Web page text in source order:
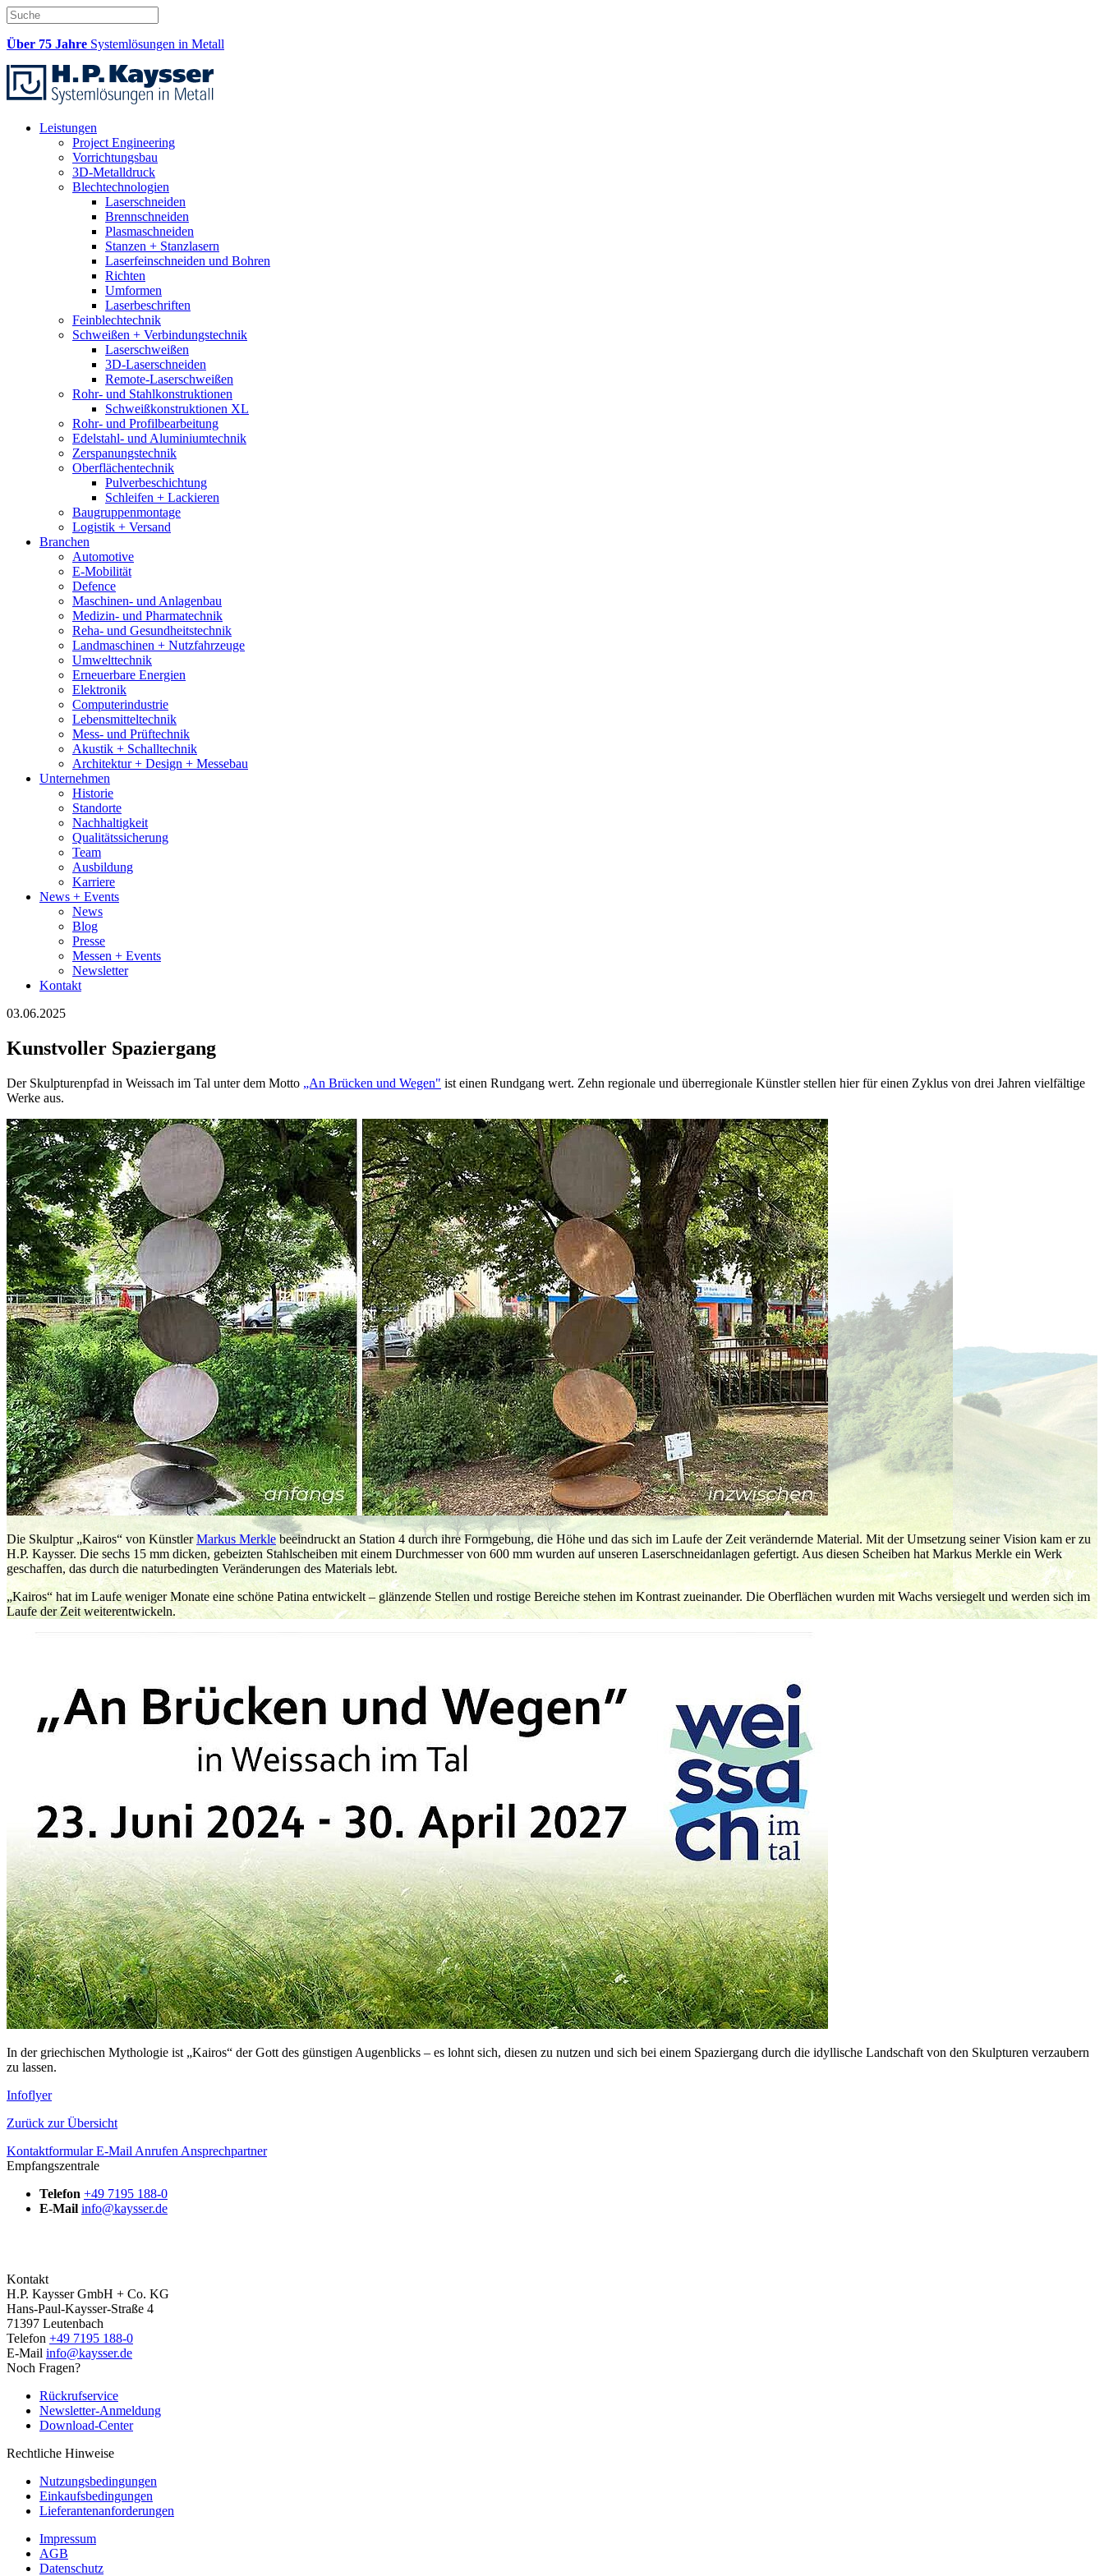
Über 75 Jahre Systemlösungen in Metall
Leistungen
Project Engineering
Vorrichtungsbau
3D-Metalldruck
Blechtechnologien
Laserschneiden
Brennschneiden
Plasmaschneiden
Stanzen + Stanzlasern
Laserfeinschneiden und Bohren
Richten
Umformen
Laserbeschriften
Feinblechtechnik
Schweißen + Verbindungstechnik
Laserschweißen
3D-Laserschneiden
Remote-Laserschweißen
Rohr- und Stahlkonstruktionen
Schweißkonstruktionen XL
Rohr- und Profilbearbeitung
Edelstahl- und Aluminiumtechnik
Zerspanungstechnik
Oberflächentechnik
Pulverbeschichtung
Schleifen + Lackieren
Baugruppenmontage
Logistik + Versand
Branchen
Automotive
E-Mobilität
Defence
Maschinen- und Anlagenbau
Medizin- und Pharmatechnik
Reha- und Gesundheitstechnik
Landmaschinen + Nutzfahrzeuge
Umwelttechnik
Erneuerbare Energien
Elektronik
Computerindustrie
Lebensmitteltechnik
Mess- und Prüftechnik
Akustik + Schalltechnik
Architektur + Design + Messebau
Unternehmen
Historie
Standorte
Nachhaltigkeit
Qualitätssicherung
Team
Ausbildung
Karriere
News + Events
News
Blog
Presse
Messen + Events
Newsletter
Kontakt
03.06.2025
Kunstvoller Spaziergang
Der Skulpturenpfad in Weissach im Tal unter dem Motto „An Brücken und Wegen" ist einen Rundgang wert. Zehn regionale und überregionale Künstler stellen hier für einen Zyklus von drei Jahren vielfältige
Werke aus.
Die Skulptur „Kairos“ von KünstlerMarkus Merkle beeindruckt an Station 4 durch ihre Formgebung, die Höhe und das sich im Laufe der Zeit verändernde Material. Mit der Umsetzung seiner Vision kam er zu
H.P. Kaysser. Die sechs 15 mm dicken, gebeizten Stahlscheiben mit einem Durchmesser von 600 mm wurden auf unseren Laserschneidanlagen gefertigt. Aus diesen Scheiben hat Markus Merkle ein Werk
geschaffen, das durch die naturbedingten Veränderungen des Materials lebt.
„Kairos“ hat im Laufe weniger Monate eine schöne Patina entwickelt – glänzende Stellen und rostige Bereiche stehen im Kontrast zueinander. Die Oberflächen wurden mit Wachs versiegelt und werden sich im
Laufe der Zeit weiterentwickeln.
In der griechischen Mythologie ist „Kairos“ der Gott des günstigen Augenblicks – es lohnt sich, diesen zu nutzen und sich bei einem Spaziergang durch die idyllische Landschaft von den Skulpturen verzaubern
zu lassen.
Infoflyer
Zurück zur Übersicht
Kontaktformular E-Mail Anrufen Ansprechpartner
Empfangszentrale
Telefon +49 7195 188-0
E-Mail info@kaysser.de
Kontakt
H.P. Kaysser GmbH + Co. KG
Hans-Paul-Kaysser-Straße 4
71397 Leutenbach
Telefon +49 7195 188-0
E-Mail info@kaysser.de
Noch Fragen?
Rückrufservice
Newsletter-Anmeldung
Download-Center
Rechtliche Hinweise
Nutzungsbedingungen
Einkaufsbedingungen
Lieferantenanforderungen
Impressum
AGB
Datenschutz